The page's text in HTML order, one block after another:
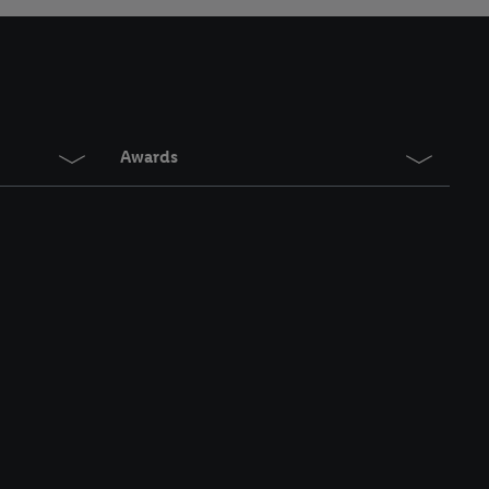
Awards
in te